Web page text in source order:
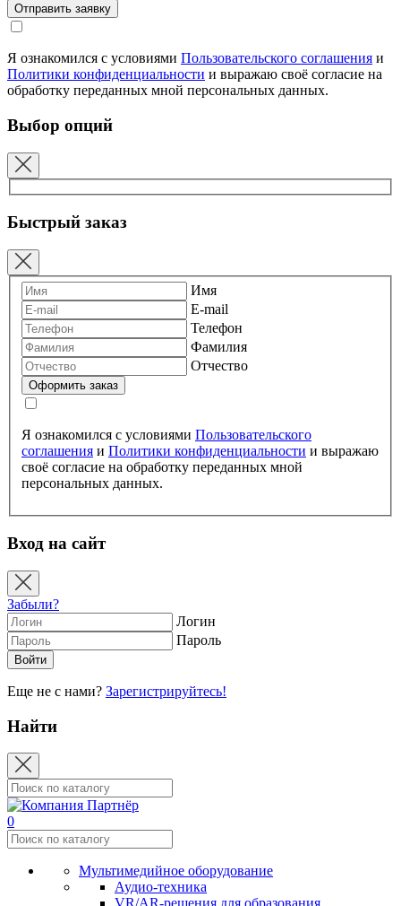
Я ознакомился с условиями Пользовательского соглашения и
Политики конфиденциальности и выражаю своё согласие на
обработку переданных мной персональных данных.
Выбор опций
Быстрый заказ
Имя
E-mail
Телефон
Фамилия
Отчество
Я ознакомился с условиями Пользовательского
соглашения и Политики конфиденциальности и выражаю
своё согласие на обработку переданных мной
персональных данных.
Вход на сайт
Забыли?
Логин
Пароль
Еще не с нами? Зарегистрируйтесь!
Найти
0
Мультимедийное оборудование
Аудио-техника